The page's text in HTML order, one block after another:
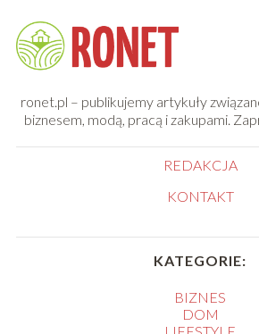
ronet.pl – publikujemy artykuły
biznesem, modą, pracą i zakupami.
REDAKCJA
KONTAKT
KATEGORIE:
BIZNES
DOM